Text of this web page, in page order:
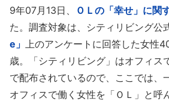
9年07月13日、
ＯＬの「幸せ」に関
た。調査対象は、シティリビング公
e」 上のアンケートに回答した女性
歳。「シティリビング」はオフィス
で配布されているので、ここでは、
オフィスで働く女性を「ＯＬ」と呼